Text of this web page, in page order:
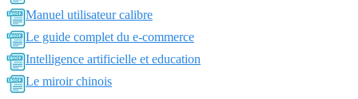
Manuel utilisateur calibre
Le guide complet du e-commerce
Intelligence artificielle et education
Le miroir chinois